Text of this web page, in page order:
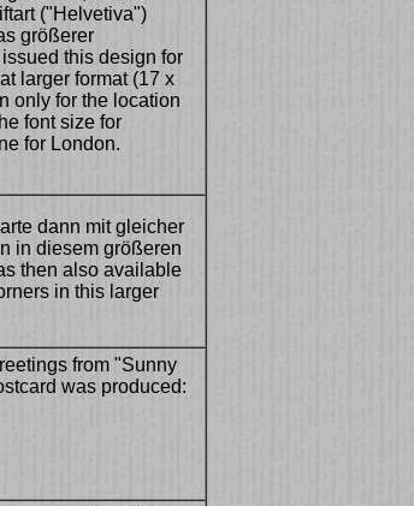
("Helvetiva")
größerer
this design for
larger format (17 x
only for the location
font size for
for London.
dann mit gleicher
in diesem größeren
then also available
in this larger
from "Sunny
was produced: